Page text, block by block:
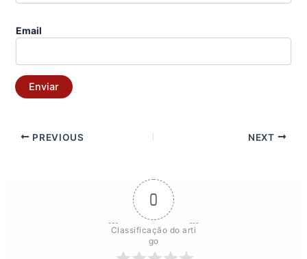
Email
Enviar
PREVIOUS NEXT
0
Classificação do arti
go